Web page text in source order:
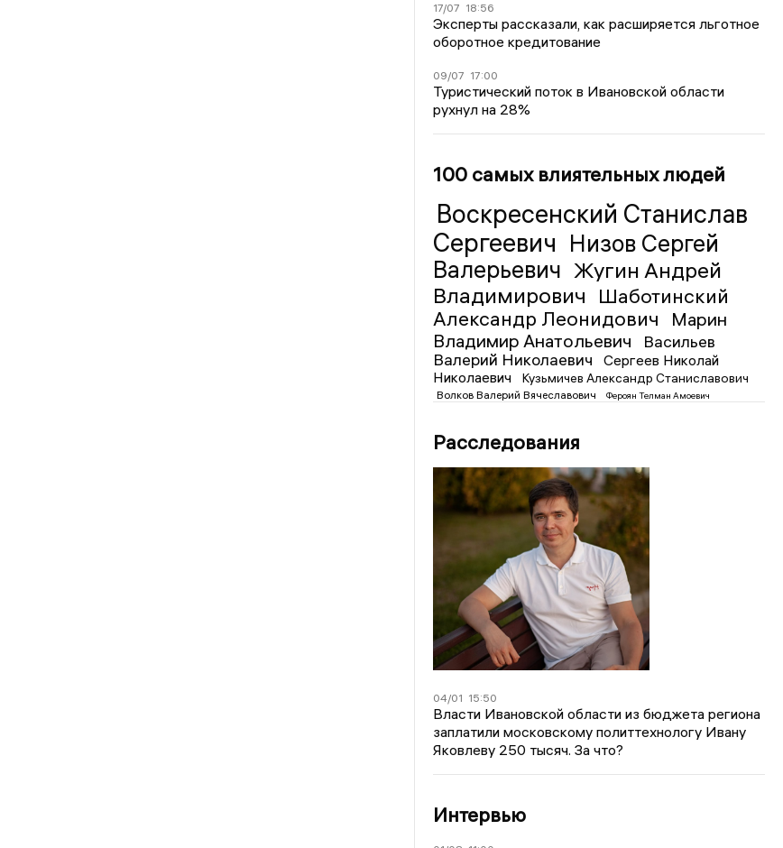
17/07 18:56
Эксперты рассказали, как расширяется льготное
оборотное кредитование
09/07 17:00
Туристический поток в Ивановской области
рухнул на 28%
100 самых влиятельных людей
Воскресенский Станислав
Сергеевич Низов Сергей
Валерьевич Жугин Андрей
Владимирович
Шаботинский
Александр Леонидович
Марин
Владимир Анатольевич
Васильев
Валерий Николаевич
Сергеев Николай
Николаевич
Кузьмичев Александр Станиславович
Волков Валерий Вячеславович Фероян Телман Амоевич
Расследования
04/01 15:50
Власти Ивановской области из бюджета региона
заплатили московскому политтехнологу Ивану
Яковлеву 250 тысяч. За что?
Интервью